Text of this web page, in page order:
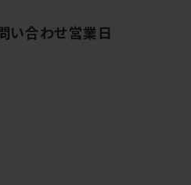
い合わせ営業日